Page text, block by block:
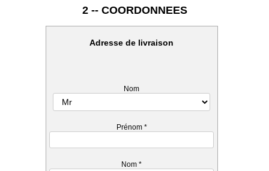
2 -- COORDONNEES
Adresse de livraison
Nom
Prénom *
Nom *